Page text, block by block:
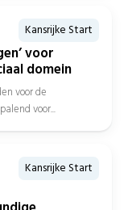
Kansrijke Start
voor
domein
voor de
voor...
Kansrijke Start